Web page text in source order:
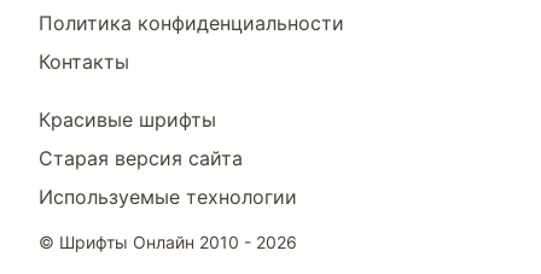
Политика конфиденциальности
Контакты
Footer
Right
Красивые шрифты
Старая версия сайта
Используемые технологии
© Шрифты Онлайн 2010 - 2026